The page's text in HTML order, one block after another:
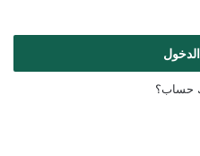
حساب؟